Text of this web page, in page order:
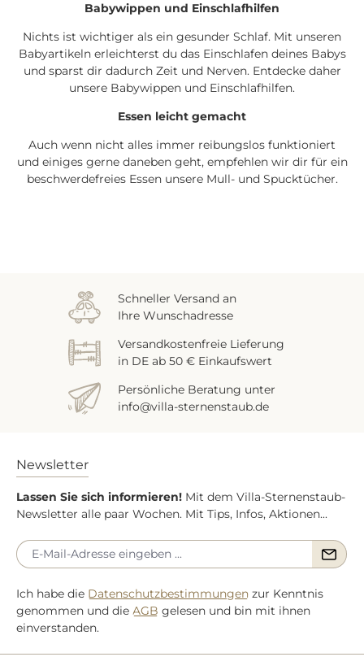
Babywippen und Einschlafhilfen
Nichts ist wichtiger als ein gesunder Schlaf. Mit unseren
Babyartikeln erleichterst du das Einschlafen deines Babys
und sparst dir dadurch Zeit und Nerven. Entdecke daher
unsere Babywippen und Einschlafhilfen.
Essen leicht gemacht
Auch wenn nicht alles immer reibungslos funktioniert
und einiges gerne daneben geht, empfehlen wir dir für ein
beschwerdefreies Essen unsere Mull- und Spucktücher.
Schneller Versand an
Ihre Wunschadresse
Versandkostenfreie Lieferung
in DE ab 50 € Einkaufswert
Persönliche Beratung unter
info@villa-sternenstaub.de
Newsletter
Lassen Sie sich informieren! Mit dem Villa-Sternenstaub-
Newsletter alle paar Wochen. Mit Tips, Infos, Aktionen...
Ich habe die Datenschutzbestimmungen zur Kenntnis
genommen und die AGB gelesen und bin mit ihnen
einverstanden.